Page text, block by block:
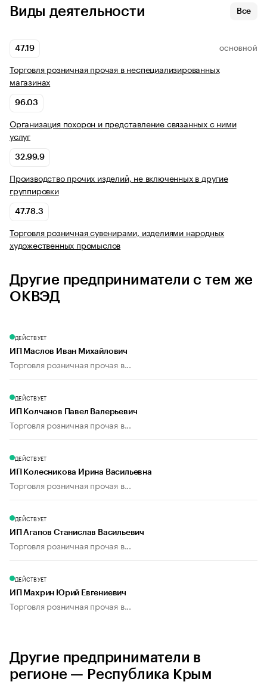
Виды деятельности Все
47.19 ОСНОВНОЙ
Торговля розничная прочая в неспециализированных
магазинах
96.03
Организация похорон и представление связанных с ними
услуг
32.99.9
Производство прочих изделий, не включенных в другие
группировки
47.78.3
Торговля розничная сувенирами, изделиями народных
художественных промыслов
Другие предприниматели с тем же
ОКВЭД
ДЕЙСТВУЕТ
ИП Маслов Иван Михайлович
Торговля розничная прочая в...
ДЕЙСТВУЕТ
ИП Колчанов Павел Валерьевич
Торговля розничная прочая в...
ДЕЙСТВУЕТ
ИП Колесникова Ирина Васильевна
Торговля розничная прочая в...
ДЕЙСТВУЕТ
ИП Агапов Станислав Васильевич
Торговля розничная прочая в...
ДЕЙСТВУЕТ
ИП Махрин Юрий Евгениевич
Торговля розничная прочая в...
Другие предприниматели в
регионе — Республика Крым